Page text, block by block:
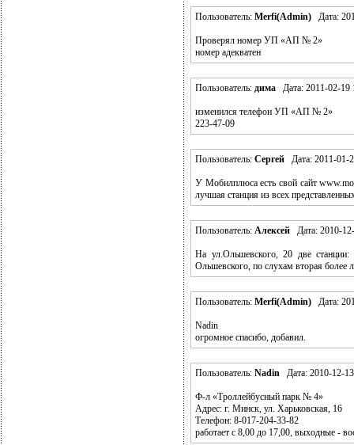
Пользователь: Merfi(Admin) Дата:
Проверял номер УП «АП № 2»
номер адекватен
Пользователь: дима Дата: 2011-02-19
изменился телефон УП «АП № 2»
223-47-09
Пользователь: Сергей Дата: 2011-01-
У Мобилплюса есть свой сайт
лучшая станция из всех
Пользователь: Алексей Дата: 2010-
На ул.Ольшевского, 20 две
Ольшевского, по слухам вторая более
Пользователь: Merfi(Admin) Дата:
Nadin
огромное спасибо, добавил.
Пользователь: Nadin Дата: 2010-12-
Ф-л «Tроллейбусный парк № 4»
Адрес: г. Минск, ул. Харьковская, 16
Телефон: 8-017-204-33-82
работает с 8,00 до 17,00, выходные -